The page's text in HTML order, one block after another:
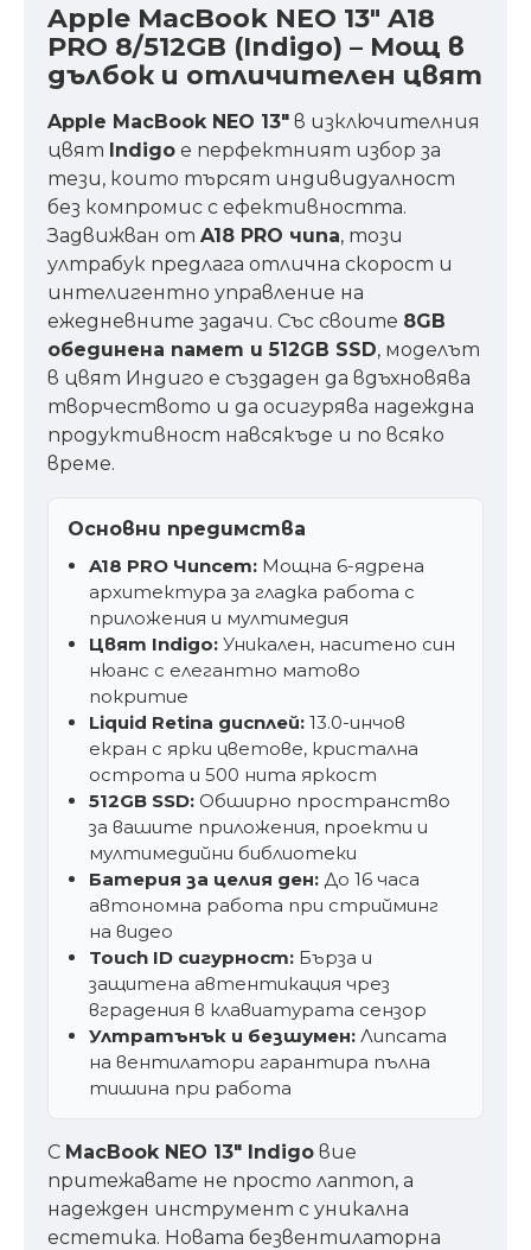
Apple MacBook NEO 13" A18
PRO 8/512GB (Indigo) – Мощ в
дълбок и отличителен цвят
Apple MacBook NEO 13" в изключителния
цвят Indigo е перфектният избор за
тези, които търсят индивидуалност
без компромис с ефективността.
Задвижван от A18 PRO чипа, този
ултрабук предлага отлична скорост и
интелигентно управление на
ежедневните задачи. Със своите 8GB
обединена памет и 512GB SSD, моделът
в цвят Индиго е създаден да вдъхновява
творчеството и да осигурява надеждна
продуктивност навсякъде и по всяко
време.
Основни предимства
A18 PRO Чипсет: Мощна 6-ядрена
архитектура за гладка работа с
приложения и мултимедия
Цвят Indigo: Уникален, наситено син
нюанс с елегантно матово
покритие
Liquid Retina дисплей: 13.0-инчов
екран с ярки цветове, кристална
острота и 500 нита яркост
512GB SSD: Обширно пространство
за вашите приложения, проекти и
мултимедийни библиотеки
Батерия за целия ден: До 16 часа
автономна работа при стрийминг
на видео
Touch ID сигурност: Бърза и
защитена автентикация чрез
вградения в клавиатурата сензор
Ултратънък и безшумен: Липсата
на вентилатори гарантира пълна
тишина при работа
С MacBook NEO 13" Indigo вие
притежавате не просто лаптоп, а
надежден инструмент с уникална
естетика. Новата безвентилаторна